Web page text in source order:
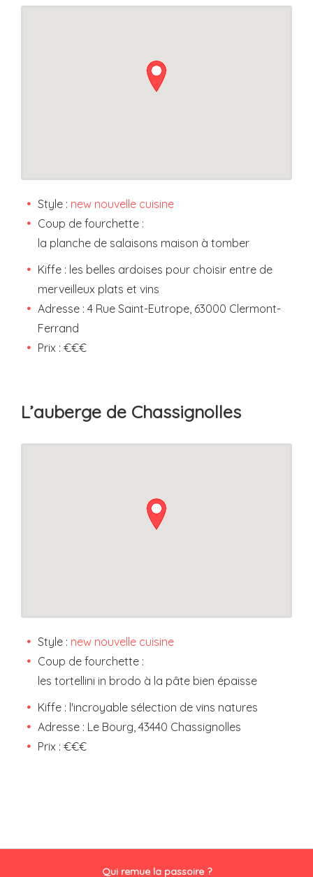
Qui remue la passoire ?